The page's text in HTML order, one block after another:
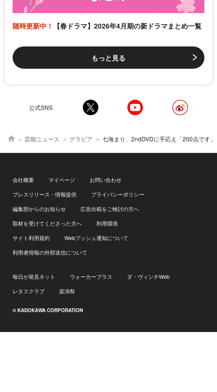
随時更新中！ 【春ドラマ】2026年4月期の新ドラマまとめ一覧
もっと見る
公式SNS
芸能ニュース グラビア 七海まり、2ndDVDに手応え「200点です」 4月から鍼灸専門学校
会社概要 マイページ
お問い合わせ
プレスリリース・情報提供
プライバシーポリシー
編集部からのお知らせ
広告出稿をご検討の方へ
取材を受けてくださった方へ
利用環境
サイト利用規約
Webプッシュ通知について
利用者情報の外部送信について
毎日が発見ネット ウォーカープラス
ダ・ヴィンチWeb
レタスクラブ
楽演祭
© KADOKAWA CORPORATION